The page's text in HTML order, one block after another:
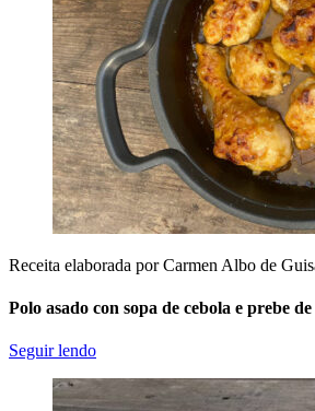
Receita elaborada por Carmen Albo de
Polo asado con sopa de cebola e prebe
Seguir lendo